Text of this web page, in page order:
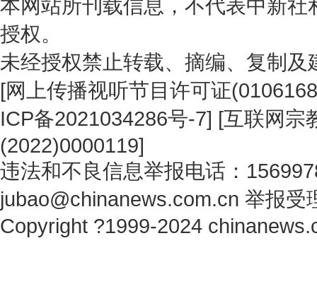
本网站所刊载信息，不代表中新
授权。
未经授权禁止转载、摘编、复制
[网上传播视听节目许可证
ICP备2021034286号-7] [互联网宗
(2022)0000119]
违法和不良信息举报电话：
jubao@chinanews.com.cn 举报受
Copyright ?1999-2024